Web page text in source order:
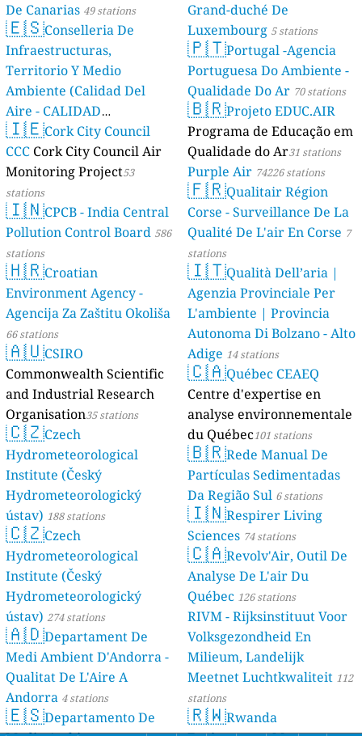
De Canarias 49 stations
🇪🇸Conselleria De
Infraestructuras,
Territorio Y Medio
Ambiente (Calidad Del
Aire - CALIDAD
AMBIENTAL) 23 stations
🇮🇪Cork City Council
CCC Cork City Council Air
Monitoring Project53
stations
🇮🇳CPCB - India Central
Pollution Control Board 586
stations
🇭🇷Croatian
Environment Agency -
Agencija Za Zaštitu Okoliša
66 stations
🇦🇺CSIRO
Commonwealth Scientific
and Industrial Research
Organisation35 stations
🇨🇿Czech
Hydrometeorological
Institute (Český
Hydrometeorologický
ústav) 188 stations
🇨🇿Czech
Hydrometeorological
Institute (Český
Hydrometeorologický
ústav) 274 stations
🇦🇩Departament De
Medi Ambient D'Andorra -
Qualitat De L'Aire A
Andorra 4 stations
🇪🇸Departamento De
Grand-duché De
Luxembourg 5 stations
🇵🇹Portugal -Agencia
Portuguesa Do Ambiente -
Qualidade Do Ar 70 stations
🇧🇷Projeto EDUC.AIR
Programa de Educação em
Qualidade do Ar31 stations
Purple Air 74226 stations
🇫🇷Qualitair Région
Corse - Surveillance De La
Qualité De L'air En Corse 7
stations
🇮🇹Qualità Dell’aria |
Agenzia Provinciale Per
L'ambiente | Provincia
Autonoma Di Bolzano - Alto
Adige 14 stations
🇨🇦Québec CEAEQ
Centre d'expertise en
analyse environnementale
du Québec101 stations
🇧🇷Rede Manual De
Partículas Sedimentadas
Da Região Sul 6 stations
🇮🇳Respirer Living
Sciences 74 stations
🇨🇦Revolv'Air, Outil De
Analyse De L'air Du
Québec 126 stations
RIVM - Rijksinstituut Voor
Volksgezondheid En
Milieum, Landelijk
Meetnet Luchtkwaliteit 112
stations
🇷🇼Rwanda